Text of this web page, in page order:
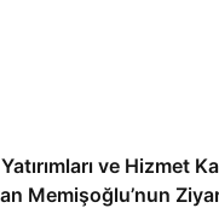
ve Hizmet
Memişoğlu’nun